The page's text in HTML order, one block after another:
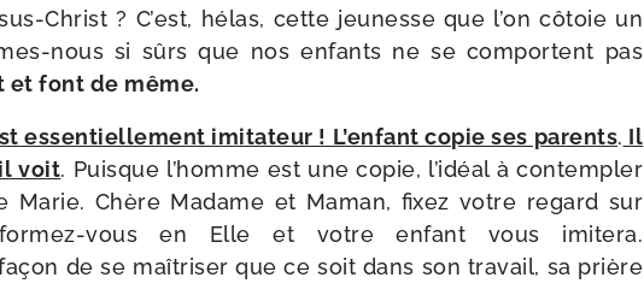
​Christ ? C’est, hélas, cette jeu­nesse que l’on côtoie un
​nous si sûrs que nos enfants ne se com­portent pas
et font de même.
essen­tiel­le­ment imi­ta­teur ! L’enfant copie ses parents. Il
voit. Puisque l’homme est une copie, l’i­déal à contem­pler
Chère Madame et Maman, fixez votre regard sur
​vous en Elle et votre enfant vous imi­te­ra.
de se maî­tri­ser que ce soit dans son tra­vail, sa prière